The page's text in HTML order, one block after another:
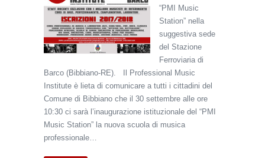
“PMI Music
Station” nella
suggestiva sede
del Stazione
Ferroviaria di
Barco (Bibbiano-RE). Il Professional Music
Institute è lieta di comunicare a tutti i cittadini del
Comune di Bibbiano che il 30 settembre alle ore
10:30 ci sarà l’inaugurazione istituzionale del “PMI
Music Station” la nuova scuola di musica
professionale…